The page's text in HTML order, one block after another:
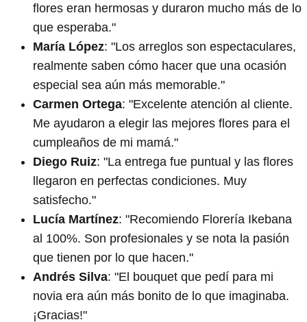
flores eran hermosas y duraron mucho más de lo
que esperaba."
María López: "Los arreglos son espectaculares,
realmente saben cómo hacer que una ocasión
especial sea aún más memorable."
Carmen Ortega: "Excelente atención al cliente.
Me ayudaron a elegir las mejores flores para el
cumpleaños de mi mamá."
Diego Ruiz: "La entrega fue puntual y las flores
llegaron en perfectas condiciones. Muy
satisfecho."
Lucía Martínez: "Recomiendo Florería Ikebana
al 100%. Son profesionales y se nota la pasión
que tienen por lo que hacen."
Andrés Silva: "El bouquet que pedí para mi
novia era aún más bonito de lo que imaginaba.
¡Gracias!"